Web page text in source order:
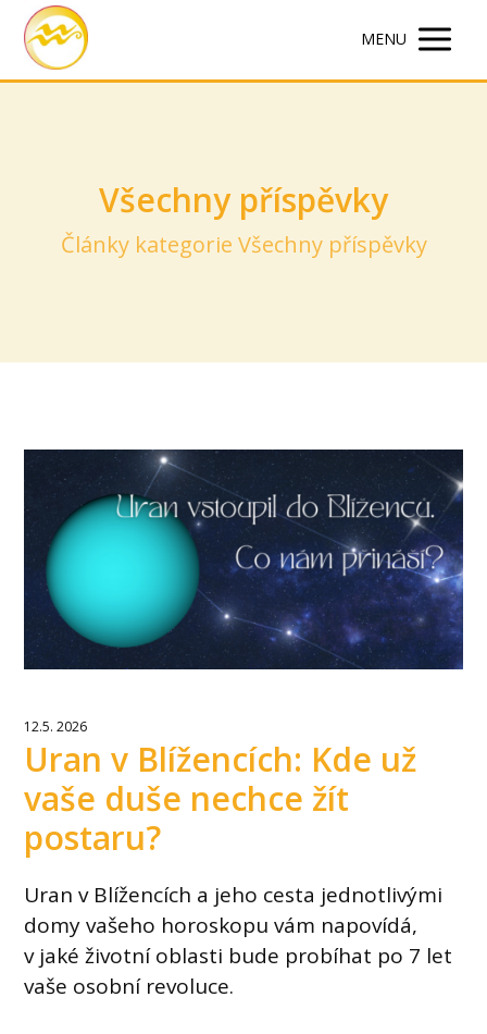
MENU
Všechny příspěvky
Články kategorie Všechny příspěvky
12.5. 2026
Uran v Blížencích: Kde už
vaše duše nechce žít
postaru?
Uran v Blížencích a jeho cesta jednotlivými
domy vašeho horoskopu vám napovídá,
v jaké životní oblasti bude probíhat po 7 let
vaše osobní revoluce.